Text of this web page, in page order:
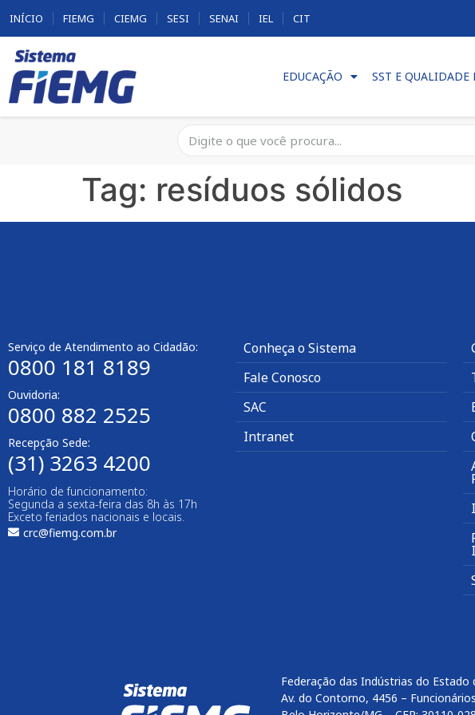
INÍCIO FIEMG CIEMG SESI SENAI IEL CIT
EDUCAÇÃO SST E QUALIDADE
Tag: resíduos sólidos
Serviço de Atendimento ao Cidadão:
0800 181 8189
Ouvidoria:
0800 882 2525​
Recepção Sede:
(31) 3263 4200
Horário de funcionamento:
Segunda a sexta-feira das 8h às 17h
Exceto feriados nacionais e locais.
crc@fiemg.com.br
Conheça o Sistema
Fale Conosco
SAC
Intranet
Federação das Indústrias do Estado
Av. do Contorno, 4456 – Funcionários